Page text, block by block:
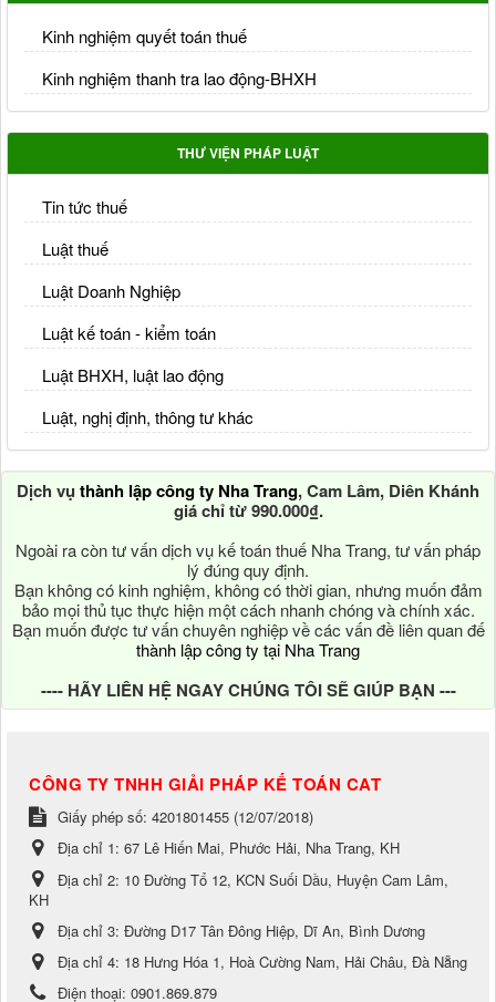
Kinh nghiệm quyết toán thuế
Kinh nghiệm thanh tra lao động-BHXH
THƯ VIỆN PHÁP LUẬT
Tin tức thuế
Luật thuế
Luật Doanh Nghiệp
Luật kế toán - kiểm toán
Luật BHXH, luật lao động
Luật, nghị định, thông tư khác
Dịch vụ thành lập công ty Nha Trang, Cam Lâm, Diên Khánh
giá chỉ từ 990.000₫.
Ngoài ra còn tư vấn dịch vụ kế toán thuế Nha Trang, tư vấn pháp
lý đúng quy định.
Bạn không có kinh nghiệm, không có thời gian, nhưng muốn đảm
bảo mọi thủ tục thực hiện một cách nhanh chóng và chính xác.
Bạn muốn được tư vấn chuyên nghiệp về các vấn đề liên quan đế
thành lập công ty tại Nha Trang
---- HÃY LIÊN HỆ NGAY CHÚNG TÔI SẼ GIÚP BẠN ---
CÔNG TY TNHH GIẢI PHÁP KẾ TOÁN CAT
Giấy phép số: 4201801455 (12/07/2018)
Địa chỉ 1: 67 Lê Hiến Mai, Phước Hải, Nha Trang, KH
Địa chỉ 2: 10 Đường Tổ 12, KCN Suối Dầu, Huyện Cam Lâm,
KH
Địa chỉ 3: Đường D17 Tân Đông Hiệp, Dĩ An, Bình Dương
Địa chỉ 4: 18 Hưng Hóa 1, Hoà Cường Nam, Hải Châu, Đà Nẵng
Điện thoại: 0901.869.879